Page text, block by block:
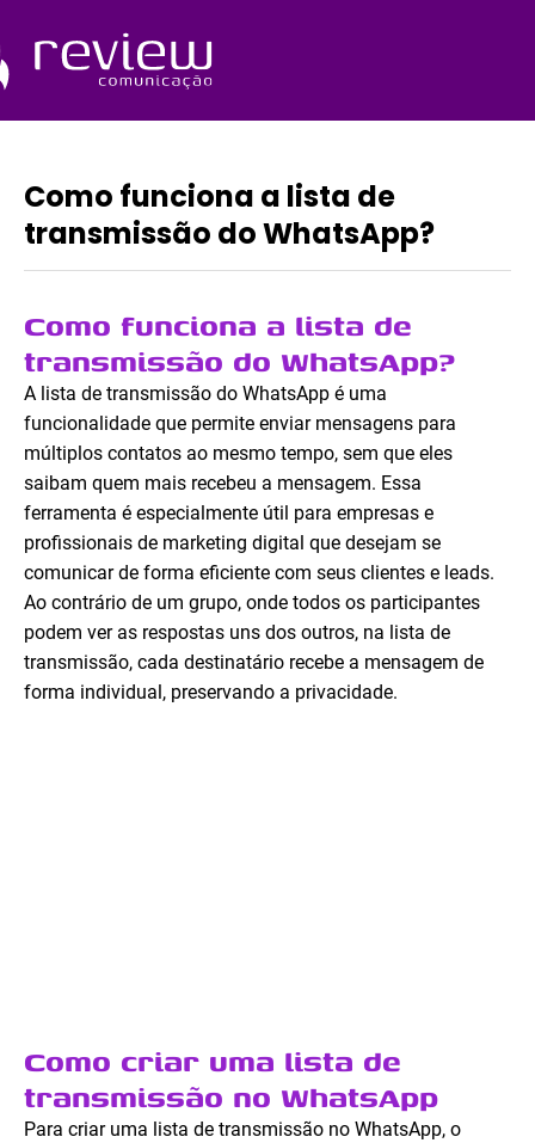
o
conteúdo
Como funciona a lista de
transmissão do WhatsApp?
Como funciona a lista de
transmissão do WhatsApp?
A lista de transmissão do WhatsApp é uma
funcionalidade que permite enviar mensagens para
múltiplos contatos ao mesmo tempo, sem que eles
saibam quem mais recebeu a mensagem. Essa
ferramenta é especialmente útil para empresas e
profissionais de marketing digital que desejam se
comunicar de forma eficiente com seus clientes e leads.
Ao contrário de um grupo, onde todos os participantes
podem ver as respostas uns dos outros, na lista de
transmissão, cada destinatário recebe a mensagem de
forma individual, preservando a privacidade.
Como criar uma lista de
transmissão no WhatsApp
Para criar uma lista de transmissão no WhatsApp, o